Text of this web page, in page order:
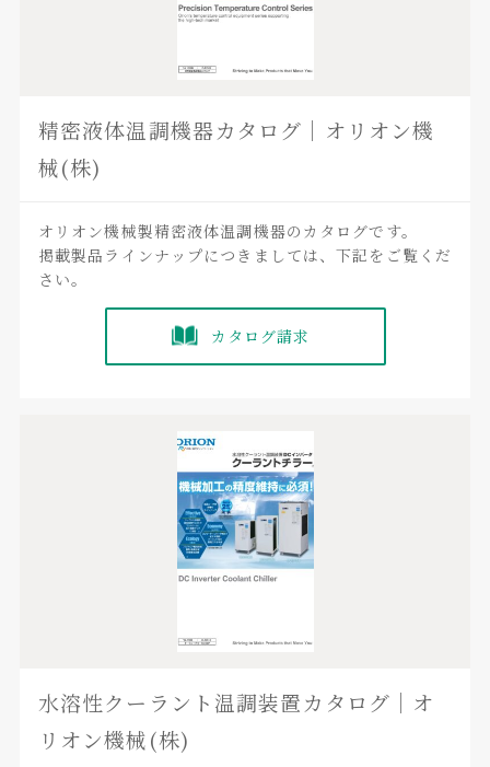
精密液体温調機器カタログ｜オリオン機
械(株)
オリオン機械製精密液体温調機器のカタログです。
掲載製品ラインナップにつきましては、下記をご覧くだ
さい。
カタログ請求
水溶性クーラント温調装置カタログ｜オ
リオン機械(株)